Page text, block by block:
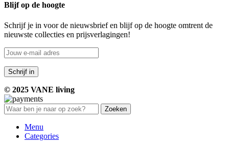
Blijf op de hoogte
Schrijf je in voor de nieuwsbrief en blijf op de hoogte omtrent de
nieuwste collecties en prijsverlagingen!
© 2025 VANE living
Zoeken
Menu
Categories